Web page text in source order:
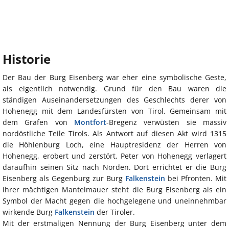
Historie
Der Bau der Burg Eisenberg war eher eine symbolische Geste,
als eigentlich notwendig. Grund für den Bau waren die
ständigen Auseinandersetzungen des Geschlechts derer von
Hohenegg mit dem Landesfürsten von Tirol. Gemeinsam mit
dem Grafen von Montfort-Bregenz verwüsten sie massiv
nordöstliche Teile Tirols. Als Antwort auf diesen Akt wird 1315
die Höhlenburg Loch, eine Hauptresidenz der Herren von
Hohenegg, erobert und zerstört. Peter von Hohenegg verlagert
daraufhin seinen Sitz nach Norden. Dort errichtet er die Burg
Eisenberg als Gegenburg zur Burg Falkenstein bei Pfronten. Mit
ihrer mächtigen Mantelmauer steht die Burg Eisenberg als ein
Symbol der Macht gegen die hochgelegene und uneinnehmbar
wirkende Burg Falkenstein der Tiroler.
Mit der erstmaligen Nennung der Burg Eisenberg unter dem